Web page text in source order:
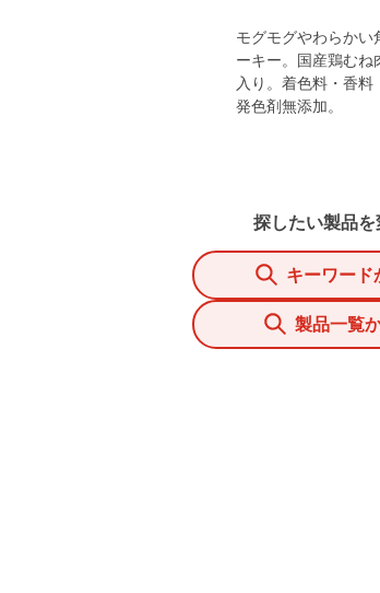
モグモグやわらかい
ーキー。国産鶏むね
入り。着色料・香料
発色剤無添加。
探したい製品を
キーワード
製品一覧